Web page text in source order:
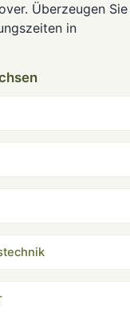
Überzeugen Sie
in